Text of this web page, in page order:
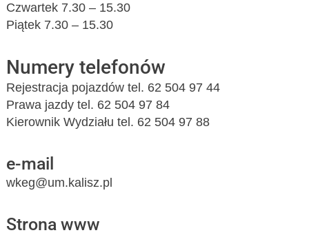
Czwartek 7.30 – 15.30
Piątek 7.30 – 15.30
Numery telefonów
Rejestracja pojazdów tel. 62 504 97 44
Prawa jazdy tel. 62 504 97 84
Kierownik Wydziału tel. 62 504 97 88
e-mail
wkeg@um.kalisz.pl
Strona www